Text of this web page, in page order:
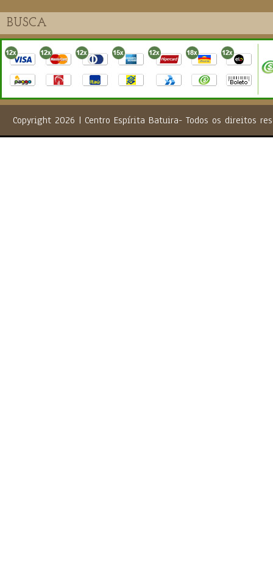
Copyright 2026 | Centro Espírita Batuira- Todos os